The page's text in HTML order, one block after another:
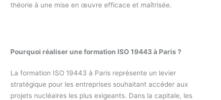
théorie à une mise en œuvre efficace et maîtrisée.
Pourquoi réaliser une formation ISO 19443 à Paris ?
La formation ISO 19443 à Paris représente un levier
stratégique pour les entreprises souhaitant accéder aux
projets nucléaires les plus exigeants. Dans la capitale, les